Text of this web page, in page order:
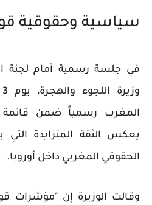
سياسية وحقوقية
في جلسة رسمية أمام لجنة
وزيرة اللجوء والهجرة، يوم 3 دجنبر 2025
المغرب رسمياً ضمن قائمة
يعكس الثقة المتزايدة
الحقوقي المغربي داخل أوروبا.
وقالت الوزيرة إن"مؤشرات